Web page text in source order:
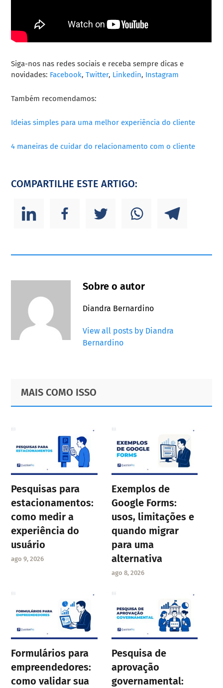
Siga-nos nas redes sociais e receba sempre dicas e
novidades: Facebook, Twitter, Linkedin, Instagram
Também recomendamos:
Ideias simples para uma melhor experiência do cliente
4 maneiras de cuidar do relacionamento com o cliente
COMPARTILHE ESTE ARTIGO:
Sobre o autor
Diandra Bernardino
View all posts by Diandra
Bernardino
Primary
Sidebar
Footer
MAIS COMO ISSO
Pesquisas para
estacionamentos:
como medir a
experiência do
usuário
ago 9, 2026
Exemplos de
Google Forms:
usos, limitações e
quando migrar
para uma
alternativa
ago 8, 2026
Formulários para
empreendedores:
como validar sua
Pesquisa de
aprovação
governamental: